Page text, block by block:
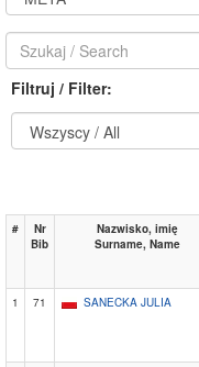
Filtruj / Filter:
#
Nr
Bib
Nazwisko, imię
Surname, Name
1
71 SANECKA JULIA